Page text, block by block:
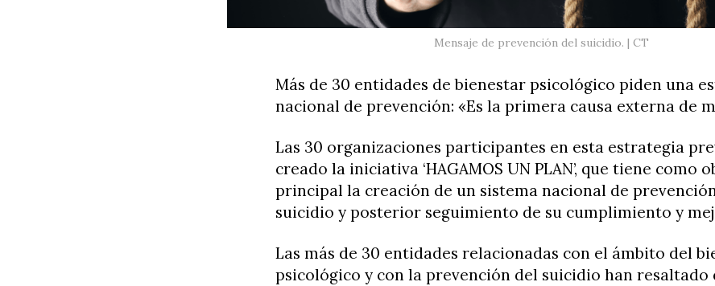
Mensaje de prevención del suicidio. | CT
Más de 30 entidades de bienestar psicológico piden una
nacional de prevención: «Es la primera causa externa de
Las 30 organizaciones participantes en esta estrategia
creado la iniciativa ‘HAGAMOS UN PLAN’, que tiene como
principal la creación de un sistema nacional de
suicidio y posterior seguimiento de su cumplimiento y
Las más de 30 entidades relacionadas con el ámbito del
psicológico y con la prevención del suicidio han resaltado